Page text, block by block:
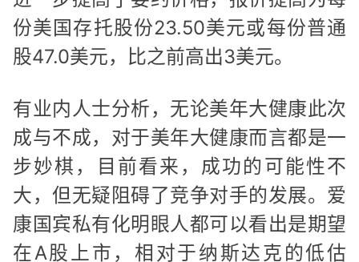
份美国存托股份23.50美元或每份普通
股47.0美元，比之前高出3美元。
有业内人士分析，无论美年大健康此次
成与不成，对于美年大健康而言都是一
步妙棋，目前看来，成功的可能性不
大，但无疑阻碍了竞争对手的发展。爱
康国宾私有化明眼人都可以看出是期望
在A股上市，相对于纳斯达克的低估